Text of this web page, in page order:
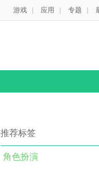
游戏 | 应用 | 专题 |
推荐标签
角色扮演